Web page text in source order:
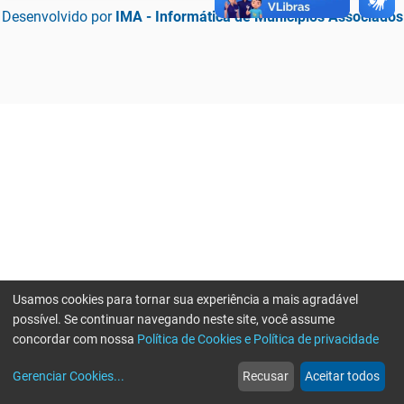
Desenvolvido por IMA - Informática de Municípios Associados
web
Notícias
more_horiz
Mais
Usamos cookies para tornar sua experiência a mais agradável
possível. Se continuar navegando neste site, você assume
concordar com nossa Política de Cookies e Política de privacidade
Gerenciar Cookies... Recusar Aceitar todos
Erro ao enviar informações, por favor tente novamente